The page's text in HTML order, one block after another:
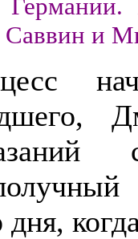
Саввин и
дня,